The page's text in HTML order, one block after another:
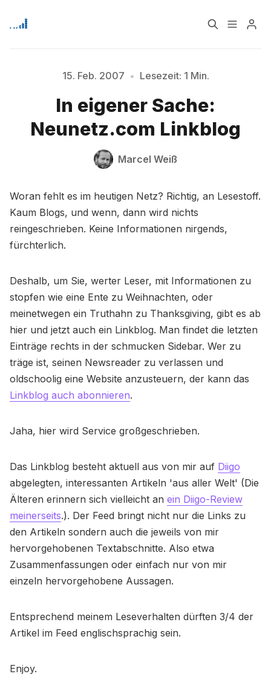
Bitte geben Sie mindestens 3 Zeichen ein
15. Feb. 2007 • Lesezeit: 1 Min.
In eigener Sache:
Neunetz.com Linkblog
Marcel Weiß
Woran fehlt es im heutigen Netz? Richtig, an Lesestoff.
Kaum Blogs, und wenn, dann wird nichts
reingeschrieben. Keine Informationen nirgends,
fürchterlich.
Deshalb, um Sie, werter Leser, mit Informationen zu
stopfen wie eine Ente zu Weihnachten, oder
meinetwegen ein Truthahn zu Thanksgiving, gibt es ab
hier und jetzt auch ein Linkblog. Man findet die letzten
Einträge rechts in der schmucken Sidebar. Wer zu
träge ist, seinen Newsreader zu verlassen und
oldschoolig eine Website anzusteuern, der kann das
Linkblog auch abonnieren.
Jaha, hier wird Service großgeschrieben.
Das Linkblog besteht aktuell aus von mir auf Diigo
abgelegten, interessanten Artikeln 'aus aller Welt' (Die
Älteren erinnern sich vielleicht an ein Diigo-Review
meinerseits.). Der Feed bringt nicht nur die Links zu
den Artikeln sondern auch die jeweils von mir
hervorgehobenen Textabschnitte. Also etwa
Zusammenfassungen oder einfach nur von mir
einzeln hervorgehobene Aussagen.
Entsprechend meinem Leseverhalten dürften 3/4 der
Artikel im Feed englischsprachig sein.
Enjoy.